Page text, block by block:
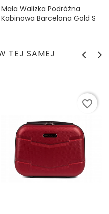
Mała Walizka Podróżna
Kabinowa Barcelona Gold S
TEJ SAMEJ
favorite_border